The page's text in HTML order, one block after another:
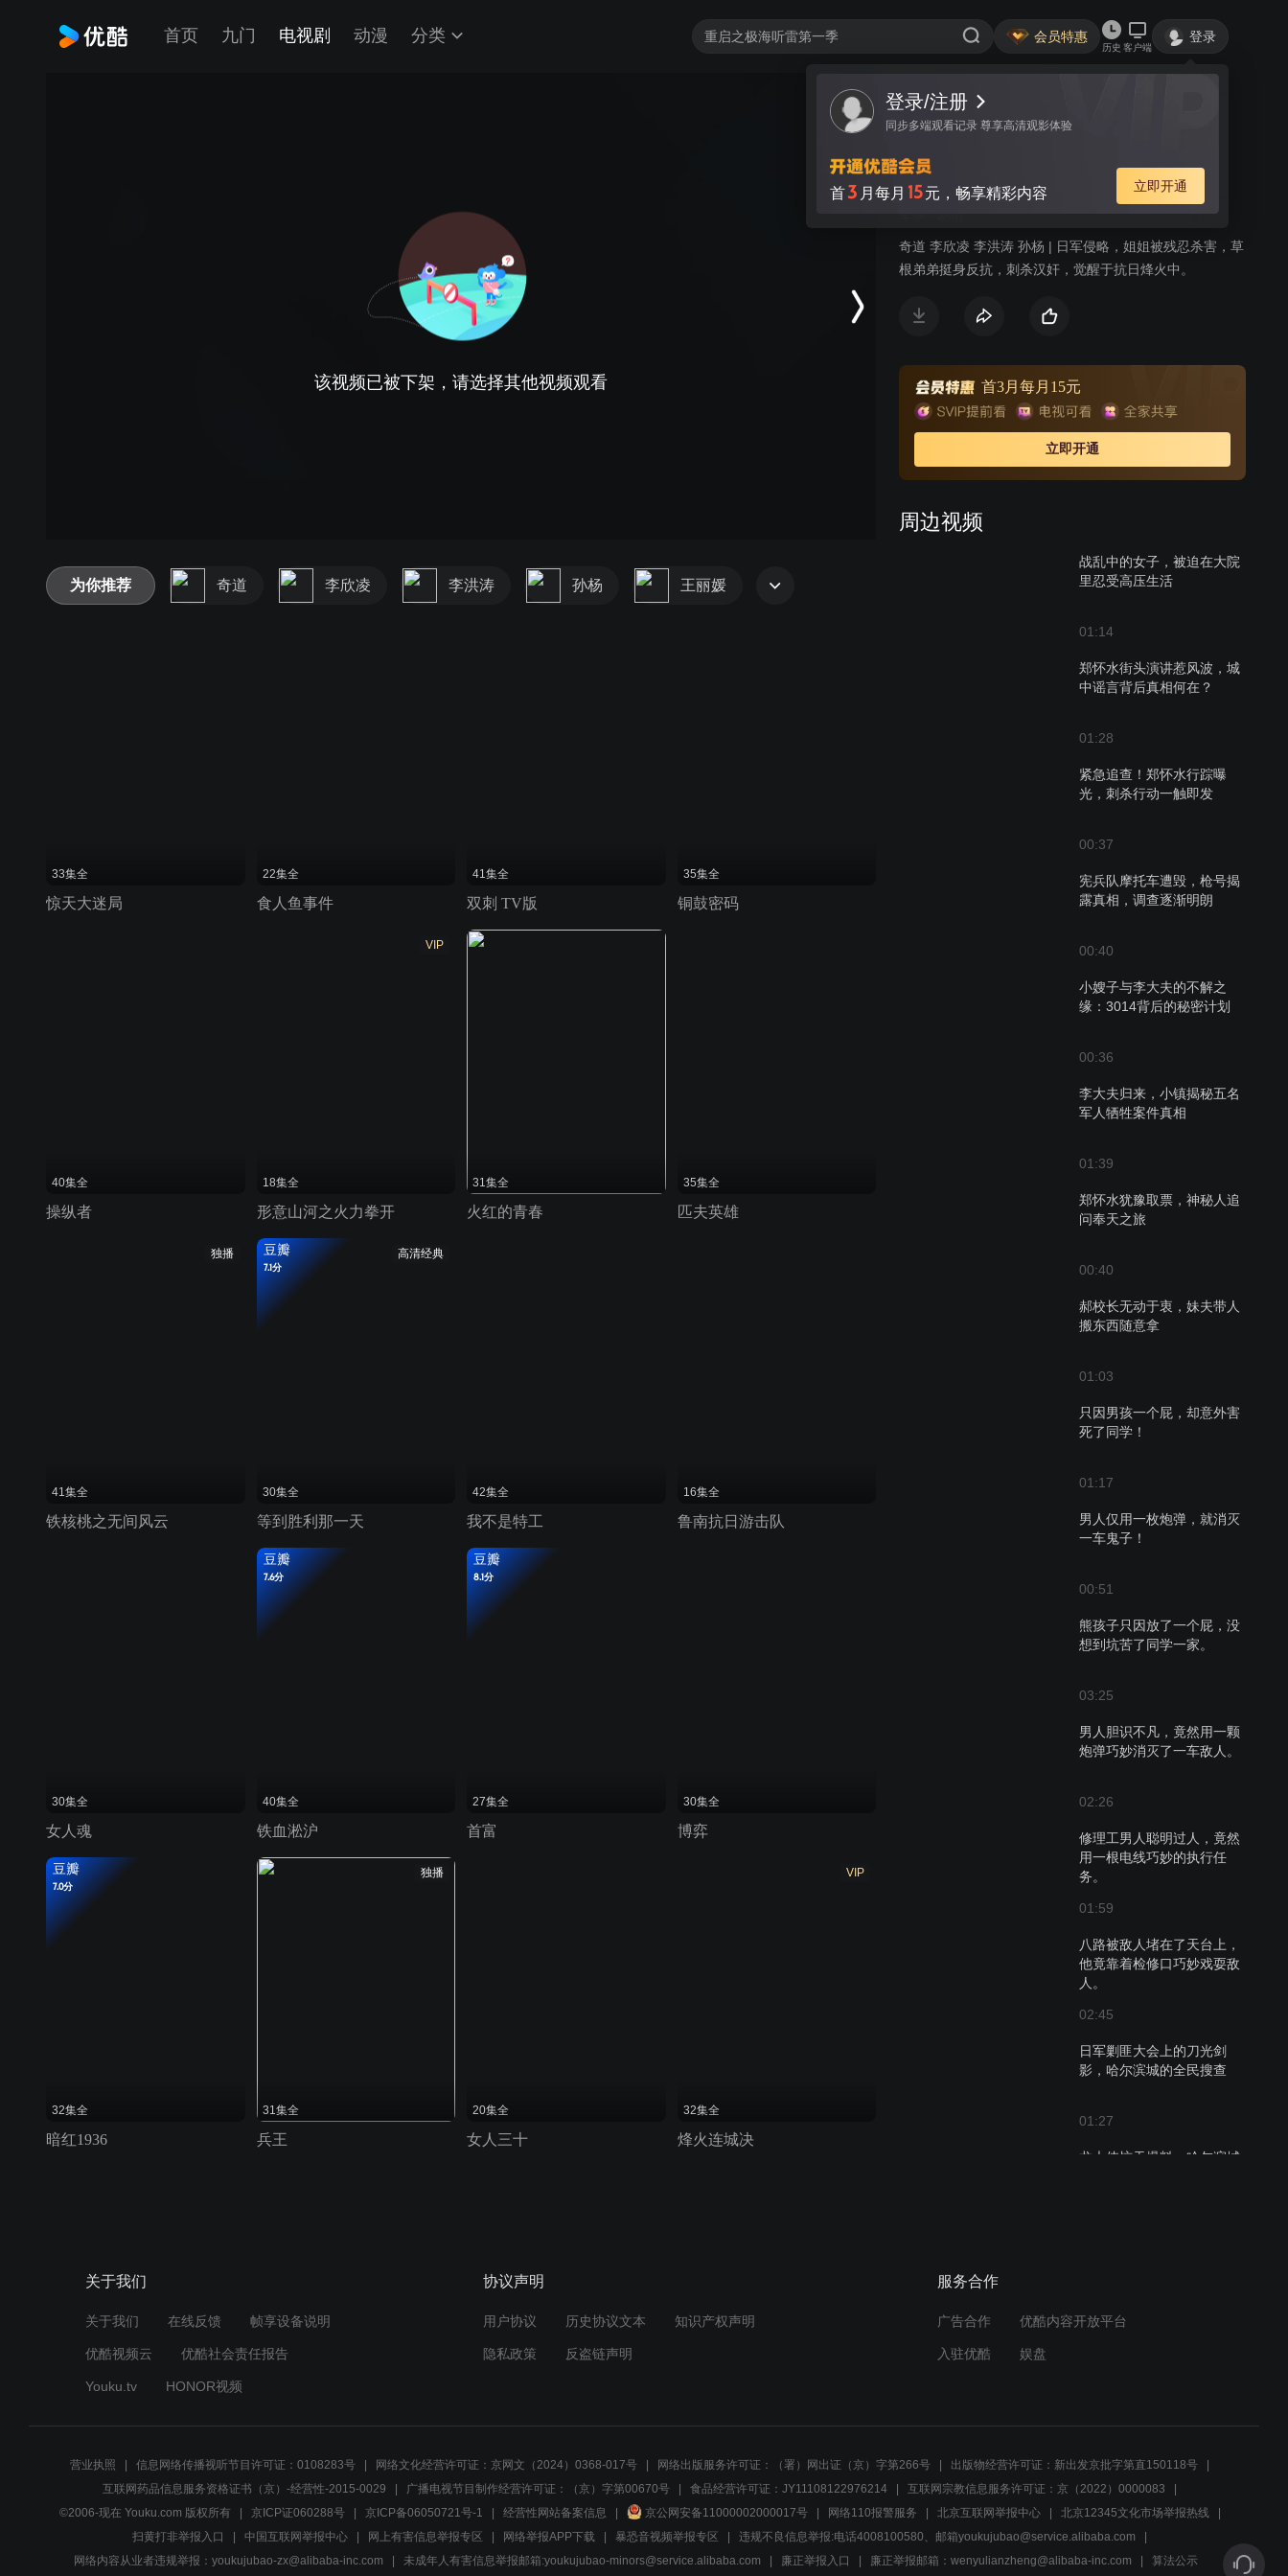
首页 九门 电视剧 动漫 分类 会员特惠
历史 客户端
登录
该视频已被下架，请选择其他视频观看
视频 讨论
潜龙道
奇道 李欣凌 李洪涛 孙杨 | 日军侵略，姐姐被残忍杀害，草
根弟弟挺身反抗，刺杀汉奸，觉醒于抗日烽火中。
首3月每月15元
立即开通
周边视频
战乱中的女子，被迫在大院
里忍受高压生活
01:14
郑怀水街头演讲惹风波，城
中谣言背后真相何在？
01:28
紧急追查！郑怀水行踪曝
光，刺杀行动一触即发
00:37
宪兵队摩托车遭毁，枪号揭
露真相，调查逐渐明朗
00:40
小嫂子与李大夫的不解之
缘：3014背后的秘密计划
00:36
李大夫归来，小镇揭秘五名
军人牺牲案件真相
01:39
郑怀水犹豫取票，神秘人追
问奉天之旅
00:40
郝校长无动于衷，妹夫带人
搬东西随意拿
01:03
只因男孩一个屁，却意外害
死了同学！
01:17
男人仅用一枚炮弹，就消灭
一车鬼子！
00:51
熊孩子只因放了一个屁，没
想到坑苦了同学一家。
03:25
男人胆识不凡，竟然用一颗
炮弹巧妙消灭了一车敌人。
02:26
修理工男人聪明过人，竟然
用一根电线巧妙的执行任
务。
01:59
八路被敌人堵在了天台上，
他竟靠着检修口巧妙戏耍敌
人。
02:45
日军剿匪大会上的刀光剑
影，哈尔滨城的全民搜查
01:27
龙大侠惊天爆料，哈尔滨城
班长提议食堂优待技师，单
师傅感恩福利待遇
为你推荐 奇道 李欣凌 李洪涛 孙杨 王丽媛
33集全
惊天大迷局
22集全
食人鱼事件
41集全
双刺 TV版
35集全
铜鼓密码
40集全
操纵者
VIP
18集全
形意山河之火力拳开
31集全
火红的青春
35集全
匹夫英雄
独播
41集全
铁核桃之无间风云
高清经典
豆瓣
7.1分
30集全
等到胜利那一天
42集全
我不是特工
16集全
鲁南抗日游击队
30集全
女人魂
豆瓣
7.6分
40集全
铁血淞沪
豆瓣
8.1分
27集全
首富
30集全
博弈
豆瓣
7.0分
32集全
暗红1936
独播
31集全
兵王
20集全
女人三十
VIP
32集全
烽火连城决
关于我们
关于我们 在线反馈 帧享设备说明
优酷视频云 优酷社会责任报告
Youku.tv HONOR视频
协议声明
用户协议 历史协议文本 知识产权声明
隐私政策 反盗链声明
服务合作
广告合作 优酷内容开放平台
入驻优酷 娱盘
营业执照 信息网络传播视听节目许可证：0108283号 网络文化经营许可证：京网文（2024）0368-017号 网络出版服务许可证：（署）网出证（京）字第266号
出版物经营许可证：新出发京批字第直150118号
互联网药品信息服务资格证书（京）-经营性-2015-0029
广播电视节目制作经营许可证：（京）字第00670号 食品经营许可证：JY11108122976214
互联网宗教信息服务许可证：京（2022）0000083
©2006-现在 Youku.com 版权所有
京ICP证060288号 京ICP备06050721号-1 经营性网站备案信息 京公网安备11000002000017号 网络110报警服务 北京互联网举报中心
北京12345文化市场举报热线
扫黄打非举报入口
中国互联网举报中心 网上有害信息举报专区 网络举报APP下载 暴恐音视频举报专区
违规不良信息举报:电话4008100580、邮箱youkujubao@service.alibaba.com
网络内容从业者违规举报：youkujubao-zx@alibaba-inc.com
未成年人有害信息举报邮箱:youkujubao-minors@service.alibaba.com 廉正举报入口 廉正举报邮箱：wenyulianzheng@alibaba-inc.com 算法公示